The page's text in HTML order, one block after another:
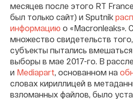
месяцев после этого RT
был только сайт) и Sputnik
информацию о «Macronleaks».
множество свидетельств
субъекты пытались
выборы в мае 2017-го. В
и Mediapart, основанном на
словах кириллицей в
взломанных файлов, было